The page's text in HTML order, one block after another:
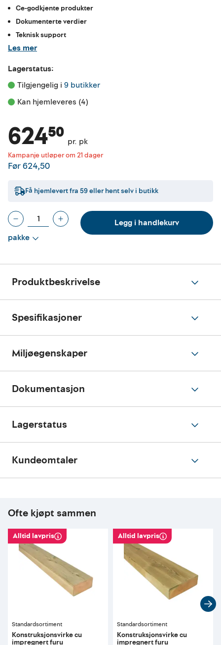
Ce-godkjente produkter
Dokumenterte verdier
Teknisk support
Les mer
Lagerstatus:
Tilgjengelig i 9 butikker
Kan hjemleveres (4)
Kampanje utløper om 21 dager
624⁵⁰ pr. pk
Før624,50
Få hjemlevert fra 59eller hent selv i butikk
pakke
Legg i handlekurv
Produktbeskrivelse
Spesifikasjoner
Miljøegenskaper
Dokumentasjon
Lagerstatus
Kundeomtaler
Ofte kjøpt sammen
Alltid lavpris
Standardsortiment
Konstruksjonsvirke cu
impregnert furu
Alltid lavpris
Standardsortiment
Konstruksjonsvirke cu
impregnert furu